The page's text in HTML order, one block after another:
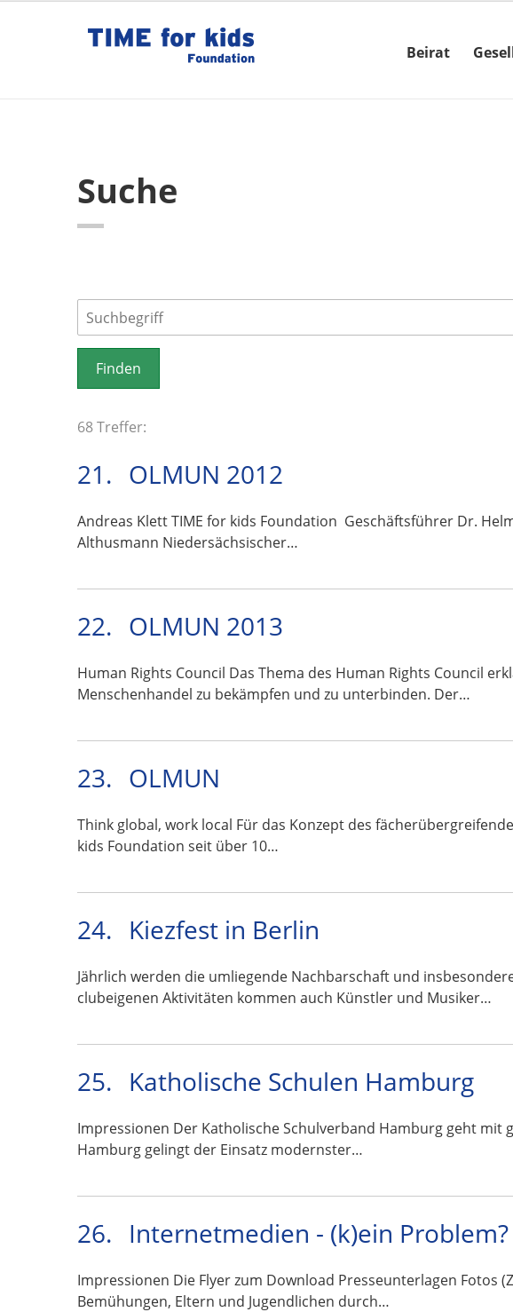
Beirat
Suche
68 Treffer:
21. OLMUN 2012
Andreas Klett TIME for kids Foundation Geschäftsführer Dr.
Althusmann Niedersächsischer…
22. OLMUN 2013
Human Rights Council Das Thema des Human Rights Council
Menschenhandel zu bekämpfen und zu unterbinden. Der…
23. OLMUN
Think global, work local Für das Konzept des
kids Foundation seit über 10…
24. Kiezfest in Berlin
Jährlich werden die umliegende Nachbarschaft und
clubeigenen Aktivitäten kommen auch Künstler und Musiker…
25. Katholische Schulen Hamburg
Impressionen Der Katholische Schulverband Hamburg geht mit
Hamburg gelingt der Einsatz modernster…
26. Internetmedien - (k)ein Problem?
Impressionen Die Flyer zum Download Presseunterlagen Fotos
Bemühungen, Eltern und Jugendlichen durch…